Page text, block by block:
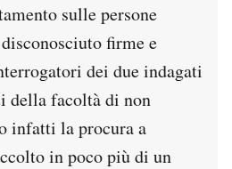
sulle persone
firme e
dei due indagati
della facoltà di non
infatti la procura a
in poco più di un